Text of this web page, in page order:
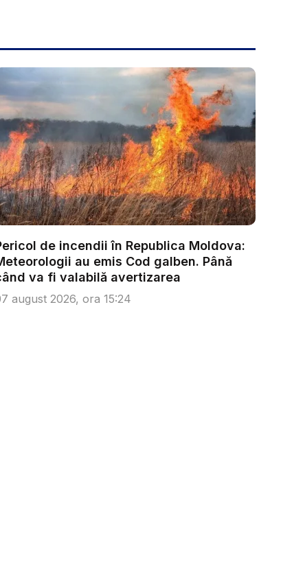
de incendii în Republica Moldova:
au emis Cod galben. Până
va fi valabilă avertizarea
august 2026, ora 15:24